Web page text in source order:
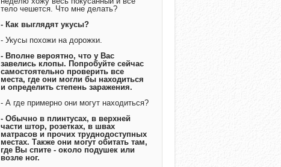
тело чешется. Что мне делать?
- Как выглядят укусы?
- Укусы похожи на дорожки.
- Вполне вероятно, что у Вас
завелись клопы. Попробуйте сейчас
самостоятельно проверить все
места, где они могли бы находиться
и определить степень заражения.
- А где примерно они могут находиться?
- Обычно в плинтусах, в верхней
части штор, розетках, в швах
матрасов и прочих труднодоступных
местах. Также они могут обитать там,
где Вы спите - около подушек или
возле ног.